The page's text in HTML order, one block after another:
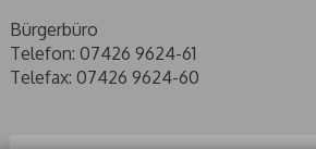
Bürgerbüro
Telefon: 07426 9624-61
Telefax: 07426 9624-60